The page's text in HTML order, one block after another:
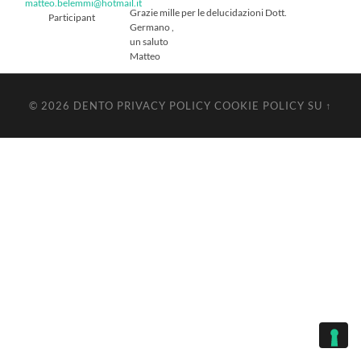
matteo.belemmi@hotmail.it
Participant
Grazie mille per le delucidazioni Dott.
Germano ,
un saluto
Matteo
© 2026 DENTO PRIVACY POLICY COOKIE POLICY SU ↑